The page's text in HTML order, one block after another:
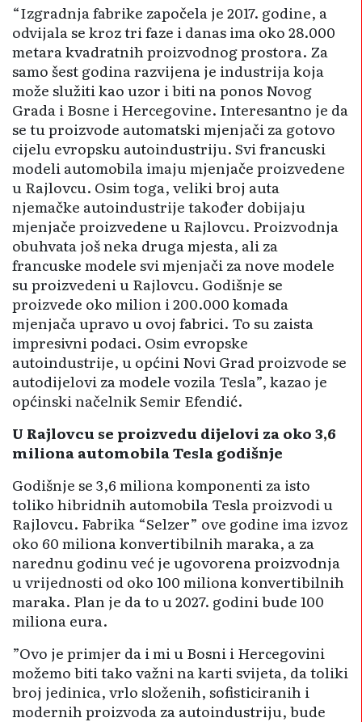
“Izgradnja fabrike započela je 2017. godine, a
odvijala se kroz tri faze i danas ima oko 28.000
metara kvadratnih proizvodnog prostora. Za
samo šest godina razvijena je industrija koja
može služiti kao uzor i biti na ponos Novog
Grada i Bosne i Hercegovine. Interesantno je da
se tu proizvode automatski mjenjači za gotovo
cijelu evropsku autoindustriju. Svi francuski
modeli automobila imaju mjenjače proizvedene
u Rajlovcu. Osim toga, veliki broj auta
njemačke autoindustrije također dobijaju
mjenjače proizvedene u Rajlovcu. Proizvodnja
obuhvata još neka druga mjesta, ali za
francuske modele svi mjenjači za nove modele
su proizvedeni u Rajlovcu. Godišnje se
proizvede oko milion i 200.000 komada
mjenjača upravo u ovoj fabrici. To su zaista
impresivni podaci. Osim evropske
autoindustrije, u općini Novi Grad proizvode se
autodijelovi za modele vozila Tesla”, kazao je
općinski načelnik Semir Efendić.
U Rajlovcu se proizvedu dijelovi za oko 3,6
miliona automobila Tesla godišnje
Godišnje se 3,6 miliona komponenti za isto
toliko hibridnih automobila Tesla proizvodi u
Rajlovcu. Fabrika “Selzer” ove godine ima izvoz
oko 60 miliona konvertibilnih maraka, a za
narednu godinu već je ugovorena proizvodnja
u vrijednosti od oko 100 miliona konvertibilnih
maraka. Plan je da to u 2027. godini bude 100
miliona eura.
”Ovo je primjer da i mi u Bosni i Hercegovini
možemo biti tako važni na karti svijeta, da toliki
broj jedinica, vrlo složenih, sofisticiranih i
modernih proizvoda za autoindustriju, bude